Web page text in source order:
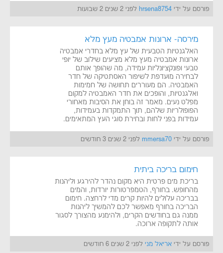
פורסם על ידי hrsena8754 לפני 2 שנים 2 שבועות
מירסה- ארונות אמבטיה מעץ מלא
האלגנטיות הטבעית של עץ מלא בחדרי אמבטיה
ארונות אמבטיה מעץ מלא מציעים שילוב של יופי
טבעי ופונקציונליות עמידה, מה שהופך אותם
לבחירה מועדפת לשיפור האסתטיקה של חדר
האמבטיה. הם מעוררים תחושה של חמימות
ואלגנטיות, והופכים את חדר האמבטיה למקום
מפלט נעים. מאמר זה בוחן את הסיבות מאחורי
הפופולריות שלהם, תוך התמקדות בעמידות,
עמידות בפני לחות ובחירת סוגי העץ המתאימים.
פורסם על ידי mmersa70 לפני 2 שנים 3 חודשים
חימום בריכה ביתית
בריכת מים פרטית היא מקום נהדר להירגע וליהנות
מהחופש. בחורף, הטמפרטורות יורדות, והמים
בבריכה עלולים להיות קרים מדי לרחצה. חימום
הבריכה בחורף מאפשר לכם להמשיך ליהנות
ממנה גם בחודשים הקרים, ולהימנע מהצורך לסגור
אותה לתקופה ארוכה.
פורסם על ידי אריאל מני לפני 2 שנים 6 חודשים